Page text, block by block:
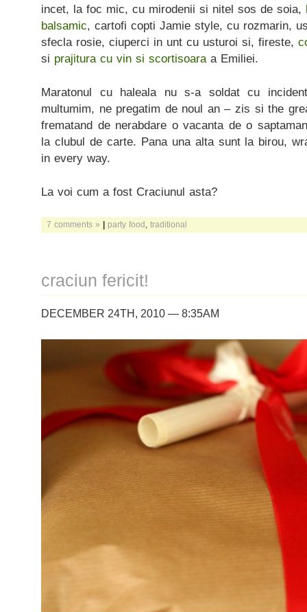
incet, la foc mic, cu mirodenii si nitel sos de soia,
balsamic, cartofi copti Jamie style, cu rozmarin,
sfecla rosie, ciuperci in unt cu usturoi si, fireste,
si prajitura cu vin si scortisoaraa Emiliei.
Maratonul cu haleala nu s-a soldat cu
multumim, ne pregatim de noul an – zis si the
frematand de nerabdare o vacanta de o
la clubul de carte. Pana una alta sunt la birou,
in every way.
La voi cum a fost Craciunul asta?
7 comments » | party food traditional
craciun fericit!
DECEMBER 24TH, 2010 — 8:35AM